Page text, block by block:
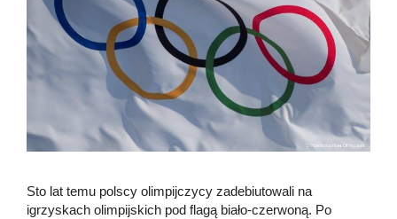
Sto lat temu polscy olimpijczycy zadebiutowali na
igrzyskach olimpijskich pod flagą biało-czerwoną. Po